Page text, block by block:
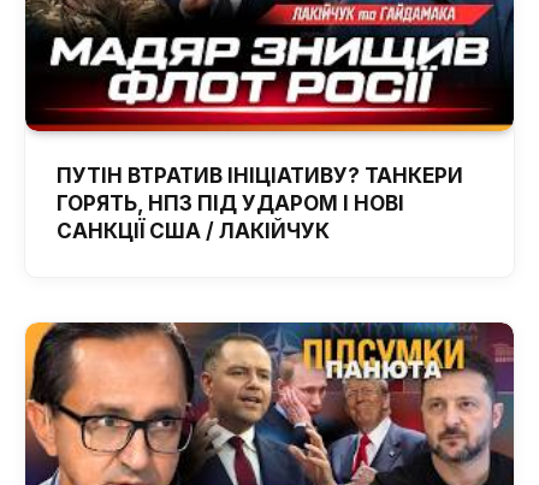
ПУТІН ВТРАТИВ ІНІЦІАТИВУ? ТАНКЕРИ
ГОРЯТЬ, НПЗ ПІД УДАРОМ І НОВІ
САНКЦІЇ США / ЛАКІЙЧУК